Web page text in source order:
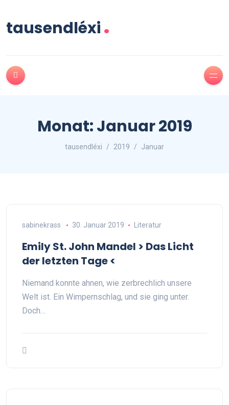
tausendléxi.
Monat:Januar 2019
tausendléxi 2019 Januar
sabinekrass 30. Januar 2019 Literatur
Emily St. John Mandel > Das Licht
der letzten Tage <
Niemand konnte ahnen, wie zerbrechlich unsere
Welt ist. Ein Wimpernschlag, und sie ging unter.
Doch…